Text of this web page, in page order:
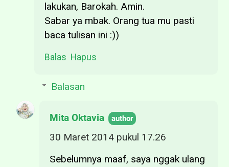
lakukan, Barokah. Amin.
Sabar ya mbak. Orang tua mu pasti
baca tulisan ini :))
Balas Hapus
Balasan
Mita Oktavia
30 Maret 2014 pukul 17.26
Sebelumnya maaf, saya nggak ulang